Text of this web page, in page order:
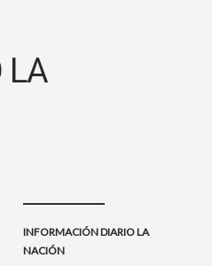
LA
INFORMACIÓN DIARIO LA
NACIÓN